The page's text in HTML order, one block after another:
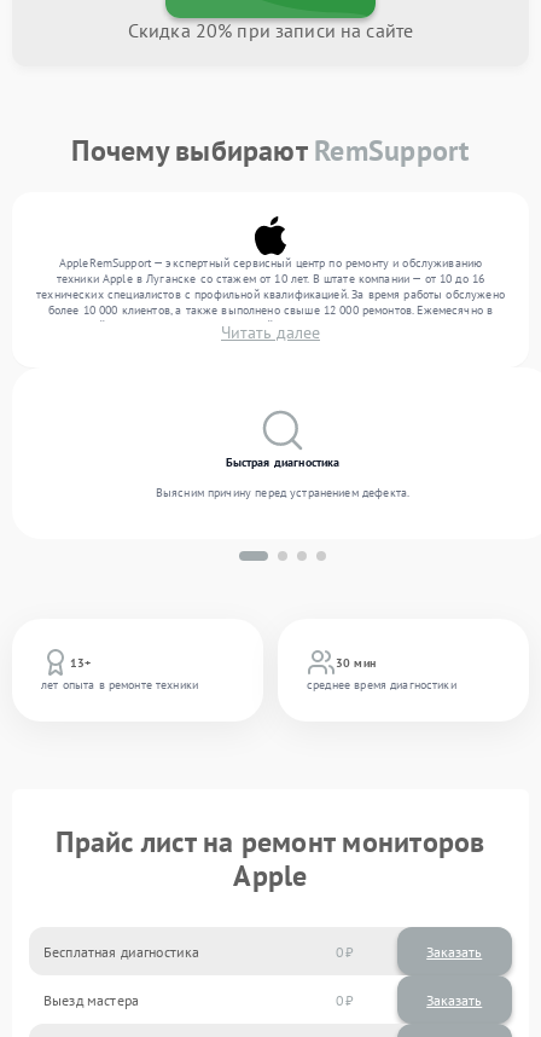
Скидка 20% при записи на сайте
Почему выбираютRemSupport
AppleRemSupport — экспертный сервисный центр по ремонту и обслуживанию
техники Apple в Луганске со стажем от 10 лет. В штате компании — от 10 до 16
технических специалистов с профильной квалификацией. За время работы обслужено
более 10 000 клиентов, а также выполнено свыше 12 000 ремонтов. Ежемесячно в
сервисный центр поступает от 300 устройств, включая , , . Мы работаем с широким
спектром неисправностей и гарантируем высокое качество обслуживания благодаря
Читать далее
13+
лет опыта в ремонте техники
30 мин
среднее время диагностики
Быстрая диагностика
Выясним причину перед устранением дефекта.
Прайс лист на ремонт мониторов
Apple
Бесплатная диагностика 0 Заказать
Выезд мастера 0 Заказать